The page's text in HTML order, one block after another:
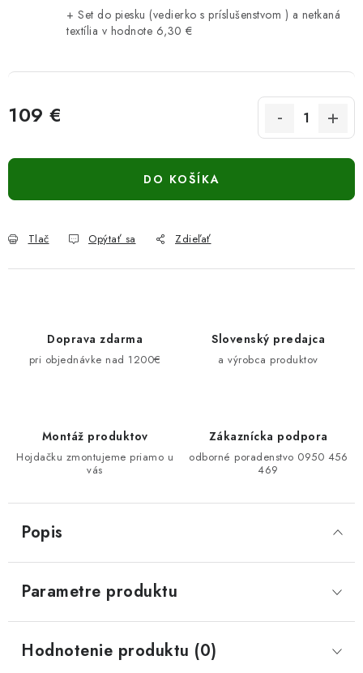
+ Set do piesku (vedierko s príslušenstvom ) a netkaná
textília v hodnote 6,30 €
109 €
DO KOŠÍKA
Tlač Opýtať sa Zdieľať
Doprava zdarma
pri objednávke nad 1200€
Slovenský predajca
a výrobca produktov
Montáž produktov
Hojdačku zmontujeme priamo u
vás
Zákaznícka podpora
odborné poradenstvo 0950 456
469
Popis
Parametre produktu
Hodnotenie produktu (0)